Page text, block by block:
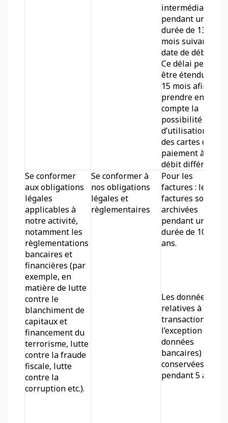
intermédiaires
pendant une
durée de 13
mois suivant la
date de débit.
Ce délai peut
être étendu à
15 mois afin de
prendre en
compte la
possibilité
d’utilisation
des cartes de
paiement à
débit différé.
Se conformer
aux obligations
légales
applicables à
notre activité,
notamment les
règlementations
bancaires et
financières (par
exemple, en
matière de lutte
contre le
blanchiment de
capitaux et
financement du
terrorisme, lutte
contre la fraude
fiscale, lutte
contre la
corruption etc.).
Se conformer à
nos obligations
légales et
règlementaires
Pour les
factures : les
factures sont
archivées
pendant une
durée de 10
ans.
Les données
relatives à vos
transactions (à
l’exception des
données
bancaires) sont
conservées
pendant 5 ans.